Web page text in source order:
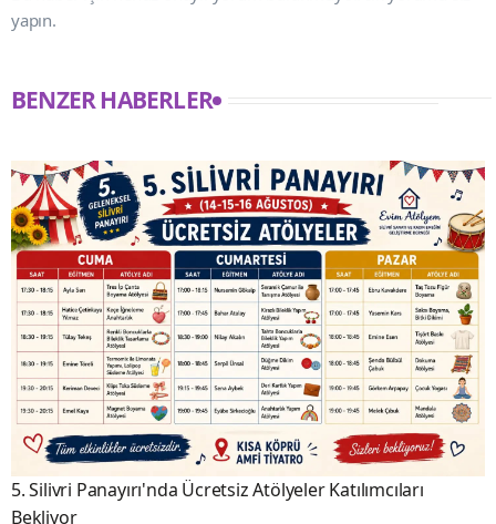
yapın.
BENZER HABERLER
5. Silivri Panayırı'nda Ücretsiz Atölyeler Katılımcıları
Bekliyor